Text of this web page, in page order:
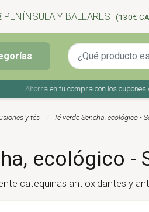
PENÍNSULA Y BALEARES (130€
Ahorra en tu compra con los cupones
y tés Té verde Sencha, ecológico -
ecológico -
catequinas antioxidantes y